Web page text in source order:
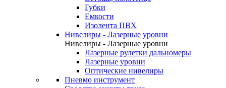
Губки
Емкости
Изолента ПВХ
Нивелиры - Лазерные уровни
Нивелиры - Лазерные уровни
Лазерные рулетки дальномеры
Лазерные уровни
Оптические нивелиры
Пневмо инструмент